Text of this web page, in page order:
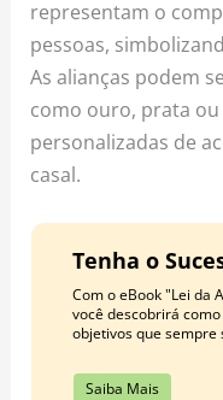
representam o
pessoas,
As alianças podem
como ouro, prata
personalizadas de
casal.
Tenha o
Com o eBook "Lei da
você descobrirá
objetivos que sempre
Saiba Mais